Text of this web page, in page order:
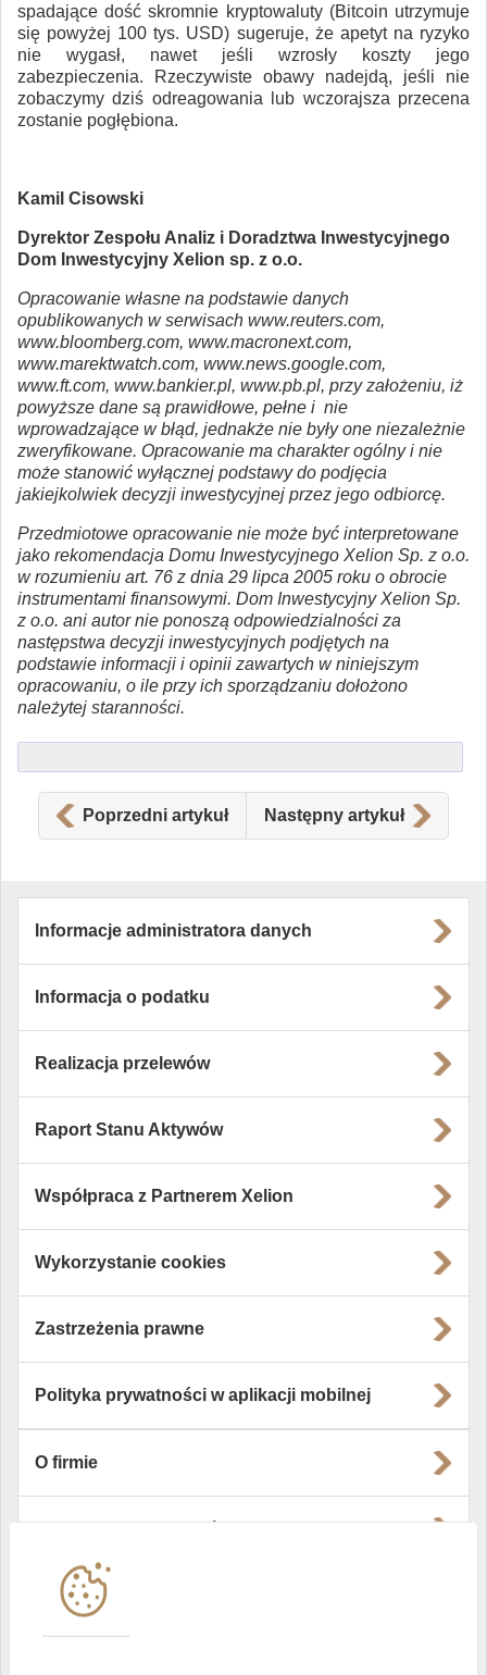
spadające dość skromnie kryptowaluty (Bitcoin utrzymuje
się powyżej 100 tys. USD) sugeruje, że apetyt na ryzyko
nie wygasł, nawet jeśli wzrosły koszty jego
zabezpieczenia. Rzeczywiste obawy nadejdą, jeśli nie
zobaczymy dziś odreagowania lub wczorajsza przecena
zostanie pogłębiona.
Kamil Cisowski
Dyrektor Zespołu Analiz i Doradztwa Inwestycyjnego
Dom Inwestycyjny Xelion sp. z o.o.
Opracowanie własne na podstawie danych
opublikowanych w serwisach www.reuters.com,
www.bloomberg.com, www.macronext.com,
www.marektwatch.com, www.news.google.com,
www.ft.com, www.bankier.pl, www.pb.pl, przy założeniu, iż
powyższe dane są prawidłowe, pełne i nie
wprowadzające w błąd, jednakże nie były one niezależnie
zweryfikowane. Opracowanie ma charakter ogólny i nie
może stanowić wyłącznej podstawy do podjęcia
jakiejkolwiek decyzji inwestycyjnej przez jego odbiorcę.
Przedmiotowe opracowanie nie może być interpretowane
jako rekomendacja Domu Inwestycyjnego Xelion Sp. z o.o.
w rozumieniu art. 76 z dnia 29 lipca 2005 roku o obrocie
instrumentami finansowymi. Dom Inwestycyjny Xelion Sp.
z o.o. ani autor nie ponoszą odpowiedzialności za
następstwa decyzji inwestycyjnych podjętych na
podstawie informacji i opinii zawartych w niniejszym
opracowaniu, o ile przy ich sporządzaniu dołożono
należytej staranności.
Poprzedni artykuł Następny artykuł
Informacje administratora danych
Informacja o podatku
Realizacja przelewów
Raport Stanu Aktywów
Współpraca z Partnerem Xelion
Wykorzystanie cookies
Zastrzeżenia prawne
Polityka prywatności w aplikacji mobilnej
O firmie
Instytucje współpracujące